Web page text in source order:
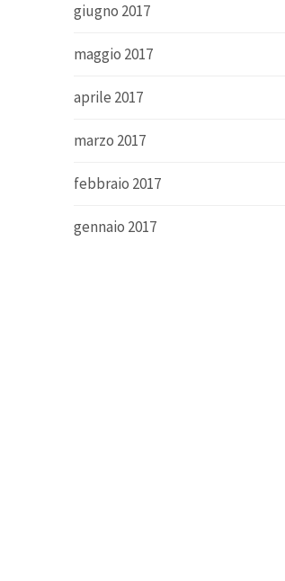
giugno 2017
maggio 2017
aprile 2017
marzo 2017
febbraio 2017
gennaio 2017